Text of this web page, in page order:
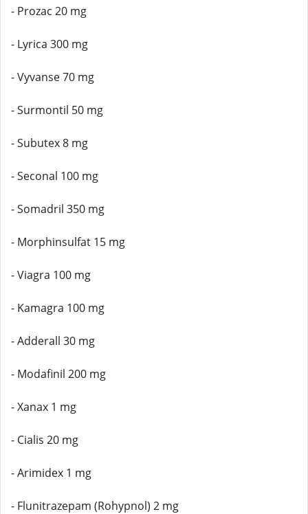
- Prozac 20 mg
- Lyrica 300 mg
- Vyvanse 70 mg
- Surmontil 50 mg
- Subutex 8 mg
- Seconal 100 mg
- Somadril 350 mg
- Morphinsulfat 15 mg
- Viagra 100 mg
- Kamagra 100 mg
- Adderall 30 mg
- Modafinil 200 mg
- Xanax 1 mg
- Cialis 20 mg
- Arimidex 1 mg
- Flunitrazepam (Rohypnol) 2 mg